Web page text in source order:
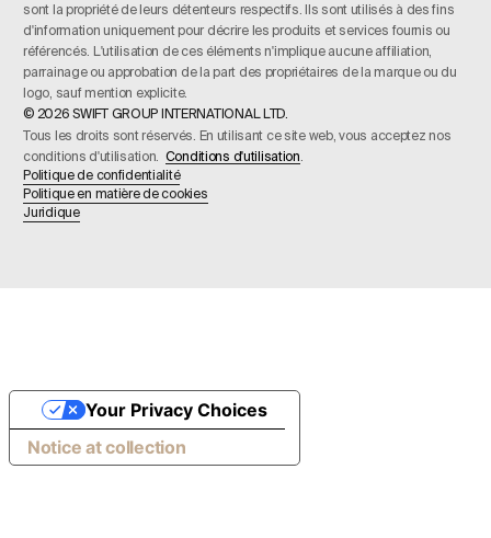
sont la propriété de leurs détenteurs respectifs. Ils sont utilisés à des fins
d'information uniquement pour décrire les produits et services fournis ou
référencés. L'utilisation de ces éléments n'implique aucune affiliation,
parrainage ou approbation de la part des propriétaires de la marque ou du
logo, sauf mention explicite.
© 2026 SWIFT GROUP INTERNATIONAL LTD.
Tous les droits sont réservés. En utilisant ce site web, vous acceptez nos
conditions d'utilisation. Conditions d'utilisation
Politique de confidentialité
Politique en matière de cookies
Juridique
Notice at collection
Your Privacy Choices